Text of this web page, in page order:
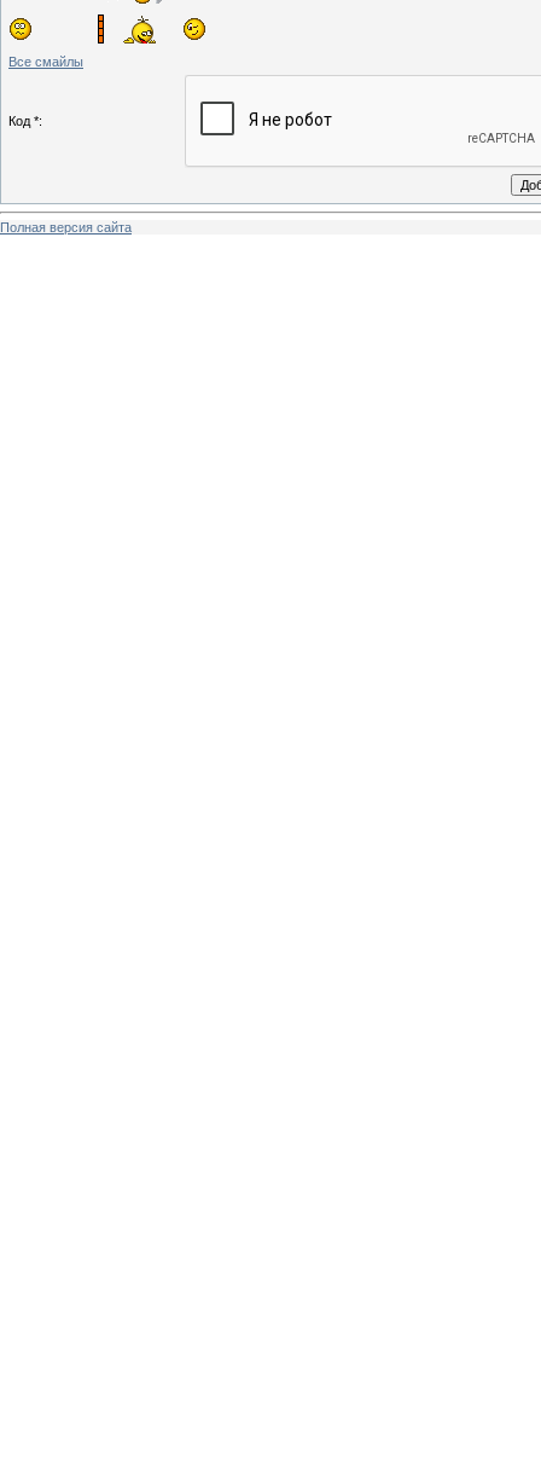
Все смайлы
Код *:
Полная версия сайта